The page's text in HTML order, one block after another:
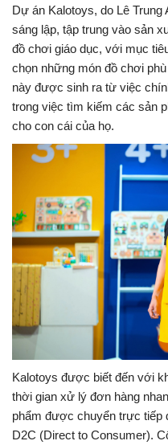
Dự án Kalotoys, do Lê
sáng lập, tập trung vào sản
đồ chơi giáo dục, với mục
chọn những món đồ chơi
này được sinh ra từ việc
trong việc tìm kiếm các sản
cho con cái của họ.
Kalotoys được biết đến với
thời gian xử lý đơn hàng
phẩm được chuyển trực tiếp
D2C (Direct to Consumer).